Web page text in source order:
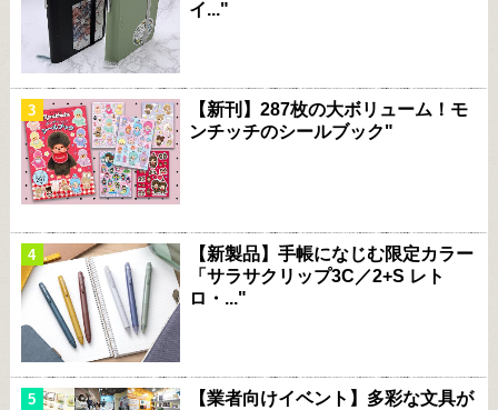
イ..."
【新刊】287枚の大ボリューム！モ
ンチッチのシールブック"
【新製品】手帳になじむ限定カラー
「サラサクリップ3C／2+S レト
ロ・..."
【業者向けイベント】多彩な文具が